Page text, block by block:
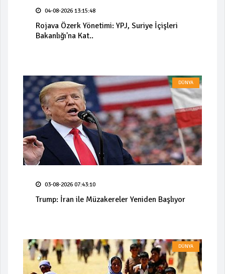
04-08-2026 13:15:48
Rojava Özerk Yönetimi: YPJ, Suriye İçişleri
Bakanlığı'na Kat..
DÜNYA
03-08-2026 07:43:10
Trump: İran ile Müzakereler Yeniden Başlıyor
DÜNYA